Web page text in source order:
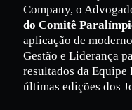
Na Live do Projeto
Company, o
do Comitê
aplicação de
Gestão e Liderança
resultados da